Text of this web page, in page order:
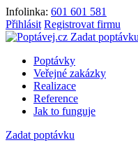
Infolinka: 601 601 581
Přihlásit Registrovat firmu
Zadat poptávku
Poptávky
Veřejné zakázky
Realizace
Reference
Jak to funguje
Zadat poptávku